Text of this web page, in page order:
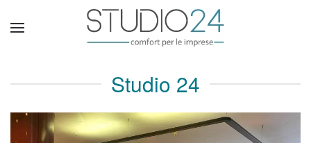
Studio 24